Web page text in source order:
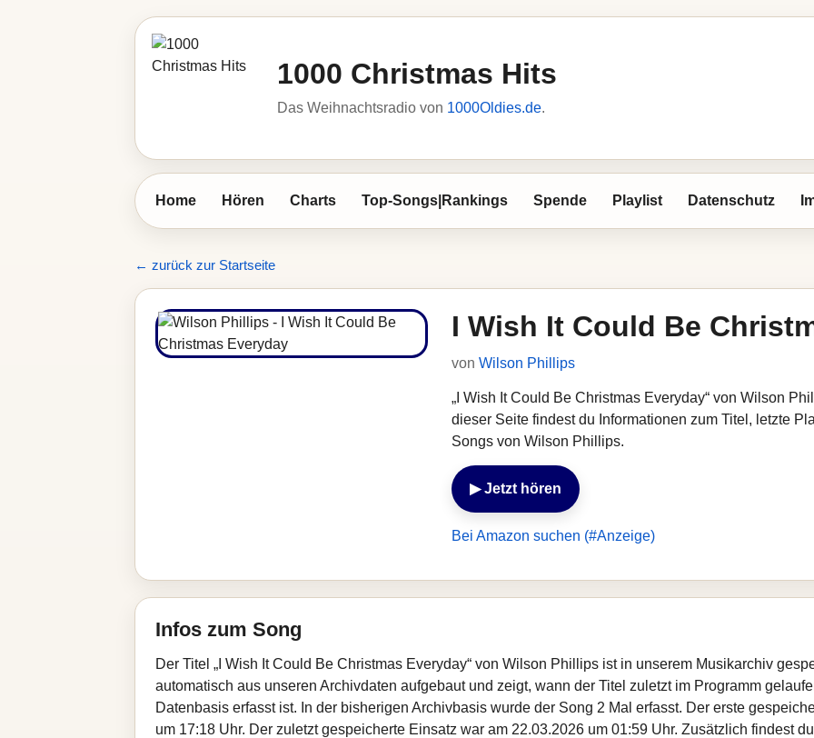
1000 Christmas Hits
Das Weihnachtsradio von 1000Oldies.de.
Home Hören Charts Top-Songs|Rankings Spende Playlist Datenschutz
← zurück zur Startseite
I Wish It Could Be
von Wilson Phillips
„I Wish It Could Be Christmas Everyday“ von Wilson
dieser Seite findest du Informationen zum Titel, letzte
Songs von Wilson Phillips.
▶ Jetzt hören
Bei Amazon suchen (#Anzeige)
Infos zum Song
Der Titel „I Wish It Could Be Christmas Everyday“ von Wilson Phillips ist in unserem Musikarchiv
automatisch aus unseren Archivdaten aufgebaut und zeigt, wann der Titel zuletzt im Programm
Datenbasis erfasst ist. In der bisherigen Archivbasis wurde der Song 2 Mal erfasst. Der erste
um 17:18 Uhr. Der zuletzt gespeicherte Einsatz war am 22.03.2026 um 01:59 Uhr. Zusätzlich findest